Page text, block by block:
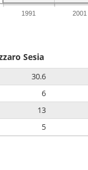
1991 2001
Sesia
30.6
6
13
5